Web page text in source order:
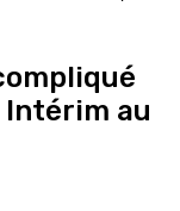
au